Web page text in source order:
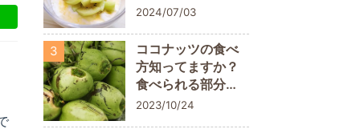
商品
2024/07/03
ココナッツの食べ
方知ってますか？
食べられる部分に
ついておさらいし
2023/10/24
3